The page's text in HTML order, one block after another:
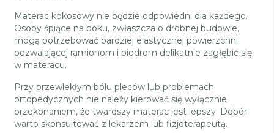
Materac kokosowy nie będzie odpowiedni dla każdego.
Osoby śpiące na boku, zwłaszcza o drobnej budowie,
mogą potrzebować bardziej elastycznej powierzchni
pozwalającej ramionom i biodrom delikatnie zagłębić się
w materacu.
Przy przewlekłym bólu pleców lub problemach
ortopedycznych nie należy kierować się wyłącznie
przekonaniem, że twardszy materac jest lepszy. Dobór
warto skonsultować z lekarzem lub fizjoterapeutą.